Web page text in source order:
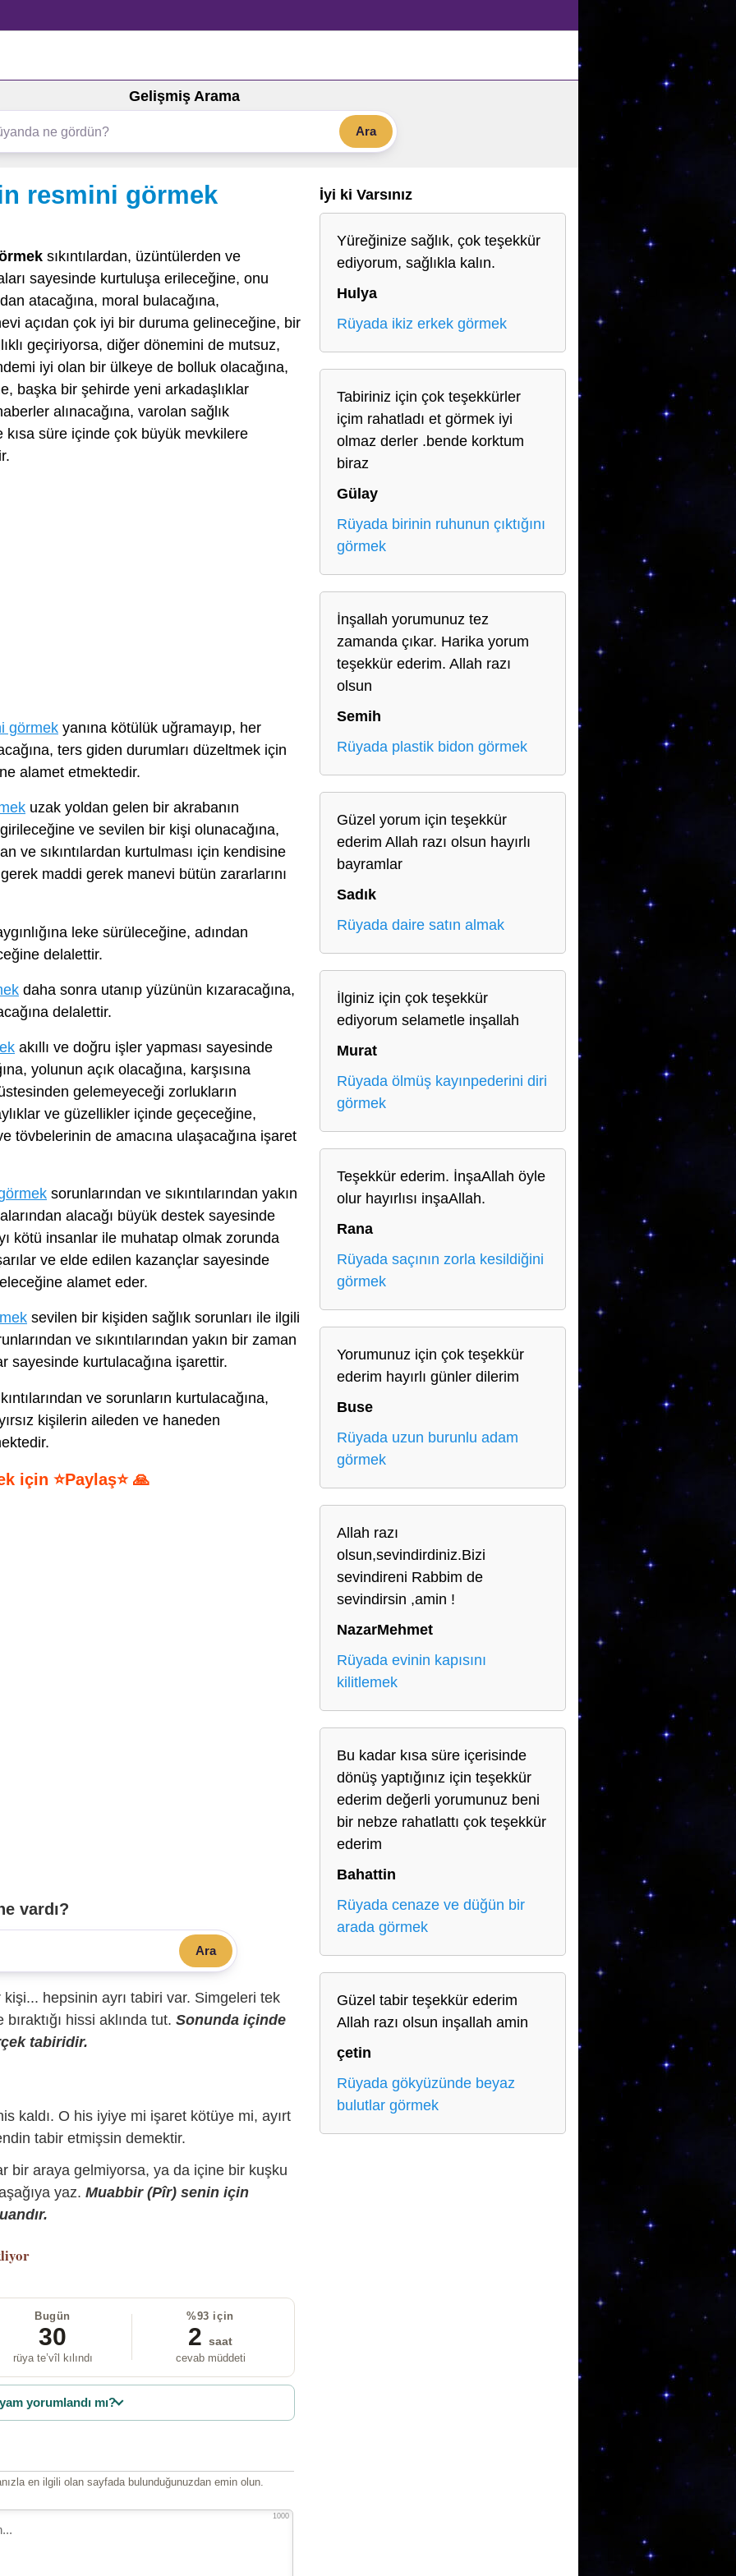
Gelişmiş Arama
Ara
resmini görmek
sıkıntılardan, üzüntülerden ve
sayesinde kurtuluşa erileceğine, onu
atacağına, moral bulacağına,
açıdan çok iyi bir duruma gelineceğine, bir
geçiriyorsa, diğer dönemini de mutsuz,
iyi olan bir ülkeye de bolluk olacağına,
başka bir şehirde yeni arkadaşlıklar
alınacağına, varolan sağlık
kısa süre içinde çok büyük mevkilere
görmek yanına kötülük uğramayıp, her
ters giden durumları düzeltmek için
alamet etmektedir.
uzak yoldan gelen bir akrabanın
girileceğine ve sevilen bir kişi olunacağına,
ve sıkıntılardan kurtulması için kendisine
maddi gerek manevi bütün zararlarını
leke sürüleceğine, adından
delalettir.
daha sonra utanıp yüzünün kızaracağına,
delalettir.
akıllı ve doğru işler yapması sayesinde
yolunun açık olacağına, karşısına
gelemeyeceği zorlukların
ve güzellikler içinde geçeceğine,
tövbelerinin de amacına ulaşacağına işaret
sorunlarından ve sıkıntılarından yakın
alacağı büyük destek sayesinde
kötü insanlar ile muhatap olmak zorunda
ve elde edilen kazançlar sayesinde
alamet eder.
sevilen bir kişiden sağlık sorunları ile ilgili
ve sıkıntılarından yakın bir zaman
sayesinde kurtulacağına işarettir.
ve sorunların kurtulacağına,
kişilerin aileden ve haneden
için ⭐Paylaş⭐ 🙏
vardı?
Ara
hepsinin ayrı tabiri var. Simgeleri tek
hissi aklında tut. Sonunda içinde
tabiridir.
kaldı. O his iyiye mi işaret kötüye mi, ayırt
tabir etmişsin demektir.
bir araya gelmiyorsa, ya da içine bir kuşku
yaz. Muabbir (Pîr) senin için
Bugün
30
rüya te’vîl kılındı
%93 için
2 saat
cevab müddeti
yorumlandı mı?
en ilgili olan sayfada bulunduğunuzdan emin olun.
1000
İyi ki Varsınız
Yüreğinize sağlık, çok teşekkür
ediyorum, sağlıkla kalın.
Hulya
Rüyada ikiz erkek görmek
Tabiriniz için çok teşekkürler
içim rahatladı et görmek iyi
olmaz derler .bende korktum
biraz
Gülay
Rüyada birinin ruhunun çıktığını
görmek
İnşallah yorumunuz tez
zamanda çıkar. Harika yorum
teşekkür ederim. Allah razı
olsun
Semih
Rüyada plastik bidon görmek
Güzel yorum için teşekkür
ederim Allah razı olsun hayırlı
bayramlar
Sadık
Rüyada daire satın almak
İlginiz için çok teşekkür
ediyorum selametle inşallah
Murat
Rüyada ölmüş kayınpederini diri
görmek
Teşekkür ederim. İnşaAllah öyle
olur hayırlısı inşaAllah.
Rana
Rüyada saçının zorla kesildiğini
görmek
Yorumunuz için çok teşekkür
ederim hayırlı günler dilerim
Buse
Rüyada uzun burunlu adam
görmek
Allah razı
olsun,sevindirdiniz.Bizi
sevindireni Rabbim de
sevindirsin ,amin !
NazarMehmet
Rüyada evinin kapısını
kilitlemek
Bu kadar kısa süre içerisinde
dönüş yaptığınız için teşekkür
ederim değerli yorumunuz beni
bir nebze rahatlattı çok teşekkür
ederim
Bahattin
Rüyada cenaze ve düğün bir
arada görmek
Güzel tabir teşekkür ederim
Allah razı olsun inşallah amin
çetin
Rüyada gökyüzünde beyaz
bulutlar görmek